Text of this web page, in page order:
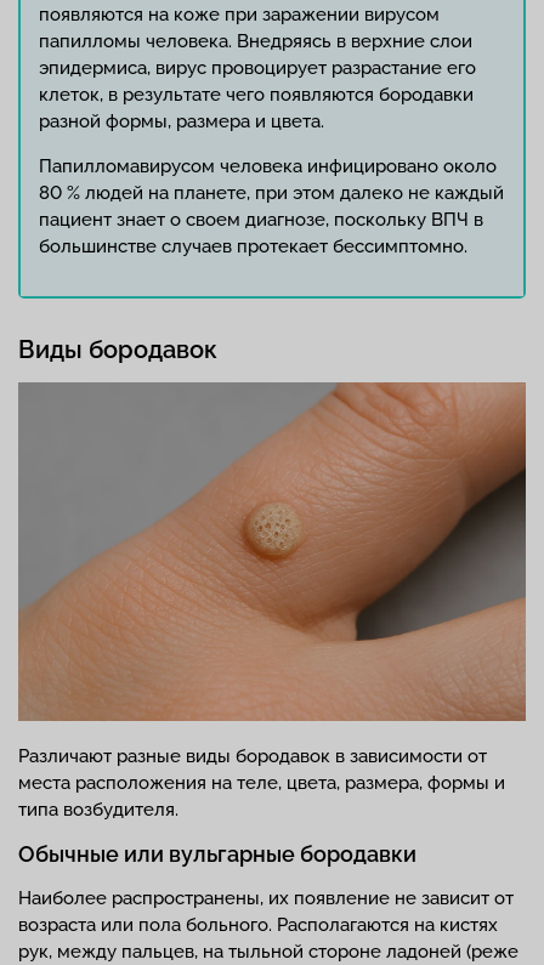
появляются на коже при заражении вирусом
папилломы человека. Внедряясь в верхние слои
эпидермиса, вирус провоцирует разрастание его
клеток, в результате чего появляются бородавки
разной формы, размера и цвета.
Папилломавирусом человека инфицировано около
80 % людей на планете, при этом далеко не каждый
пациент знает о своем диагнозе, поскольку ВПЧ в
большинстве случаев протекает бессимптомно.
Виды бородавок
Различают разные виды бородавок в зависимости от
места расположения на теле, цвета, размера, формы и
типа возбудителя.
Обычные или вульгарные бородавки
Наиболее распространены, их появление не зависит от
возраста или пола больного. Располагаются на кистях
рук, между пальцев, на тыльной стороне ладоней (реже